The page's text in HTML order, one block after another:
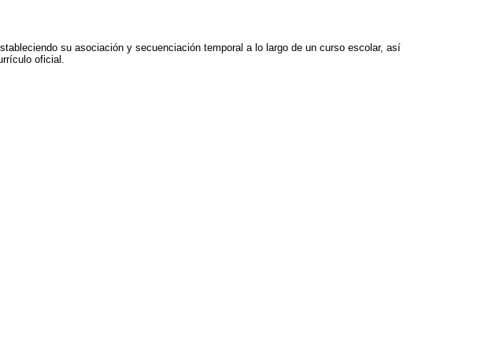
su asociación y secuenciación temporal a lo largo de un curso escolar, así
oficial.